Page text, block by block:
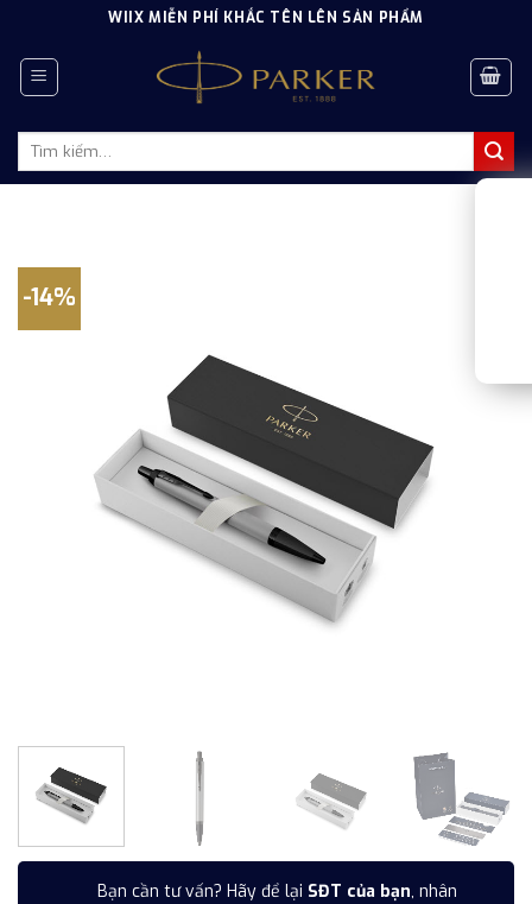
content
WIIX MIỄN PHÍ KHẮC TÊN LÊN SẢN PHẨM
Tìm
-14%
Bạn cần tư vấn? Hãy để lại SĐT của bạn, nhân